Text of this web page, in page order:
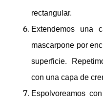
rectangular.
Extendemos una
mascarpone por
superficie.
con una capa de
Espolvoreamos